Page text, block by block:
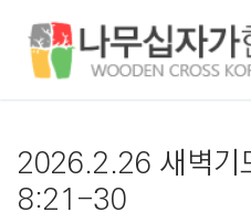
2026.2.26 새벽기
8:21-30